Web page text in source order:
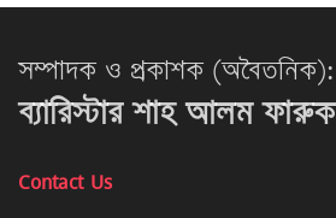
সম্পাদক ও প্রকাশক (অবৈতনিক):
ব্যারিস্টার শাহ আলম ফারুক
Contact Us